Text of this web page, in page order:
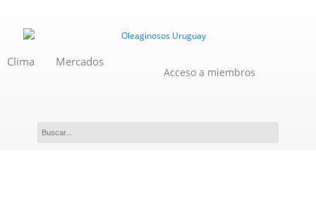
Clima Mercados
Acceso a miembros